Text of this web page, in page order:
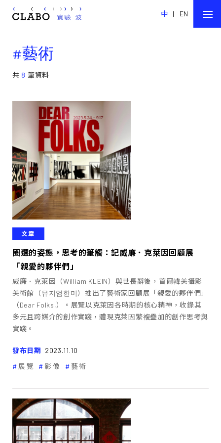
中 | EN
#藝術
共 8 筆資料
文章
圈選的姿態，思考的筆觸：記威廉．克萊因回顧展
「親愛的夥伴們」
威廉．克萊因（William KLEIN）與世長辭後，首爾韓美攝影
美術館（뮤지엄한미）推出了藝術家回顧展「親愛的夥伴們」
（Dear Folks,）。展覽以克萊因各時期的核心精神，收錄其
多元且跨媒介的創作實踐，體現克萊因繁複疊加的創作思考與
實踐。
發布日期 2023.11.10
展覽
影像 藝術